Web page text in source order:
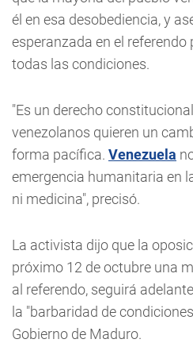
él en esa desobediencia, y
esperanzada en el referendo
todas las condiciones.
"Es un derecho
venezolanos quieren un
forma pacífica. Venezuela
emergencia humanitaria en
ni medicina", precisó.
La activista dijo que la
próximo 12 de octubre una
al referendo, seguirá
la "barbaridad de
Gobierno de Maduro.